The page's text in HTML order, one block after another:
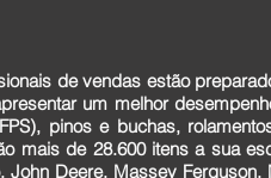
de vendas estão
um melhor
pinos e buchas,
mais de 28.600 itens a sua
Deere, Massey Ferguson,